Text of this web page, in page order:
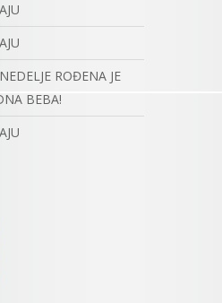
ROĐENA JE
BEBA!